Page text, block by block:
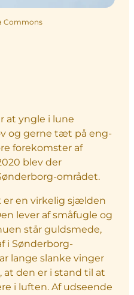
Commons
at yngle i lune
og gerne tæt på eng-
forekomster af
blev der
området.
er en virkelig sjælden
lever af småfugle og
står guldsmede,
i Sønderborg-
lange slanke vinger
at den er i stand til at
i luften. Af udseende